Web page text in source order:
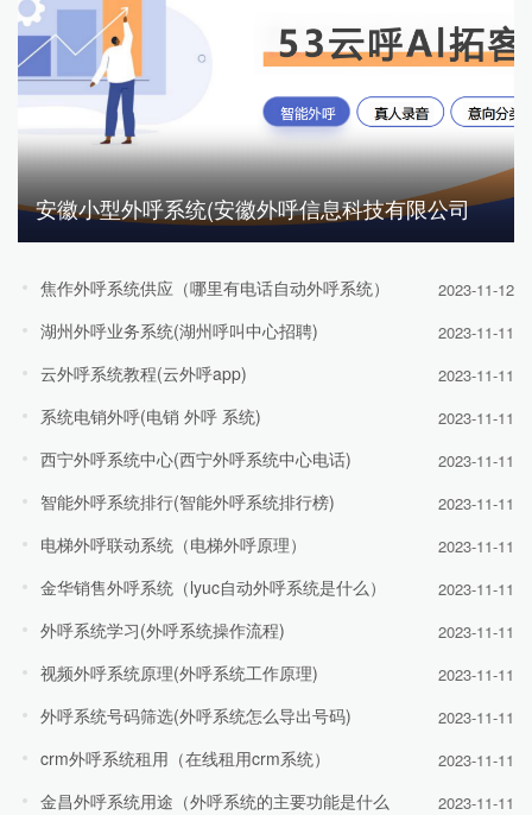
安徽小型外呼系统(安徽外呼信息科技有限公司
焦作外呼系统供应（哪里有电话自动外呼系统） 2023-11-12
湖州外呼业务系统(湖州呼叫中心招聘) 2023-11-11
云外呼系统教程(云外呼app) 2023-11-11
系统电销外呼(电销 外呼 系统) 2023-11-11
西宁外呼系统中心(西宁外呼系统中心电话) 2023-11-11
智能外呼系统排行(智能外呼系统排行榜) 2023-11-11
电梯外呼联动系统（电梯外呼原理） 2023-11-11
金华销售外呼系统（lyuc自动外呼系统是什么） 2023-11-11
外呼系统学习(外呼系统操作流程) 2023-11-11
视频外呼系统原理(外呼系统工作原理) 2023-11-11
外呼系统号码筛选(外呼系统怎么导出号码) 2023-11-11
crm外呼系统租用（在线租用crm系统） 2023-11-11
金昌外呼系统用途（外呼系统的主要功能是什么 2023-11-11